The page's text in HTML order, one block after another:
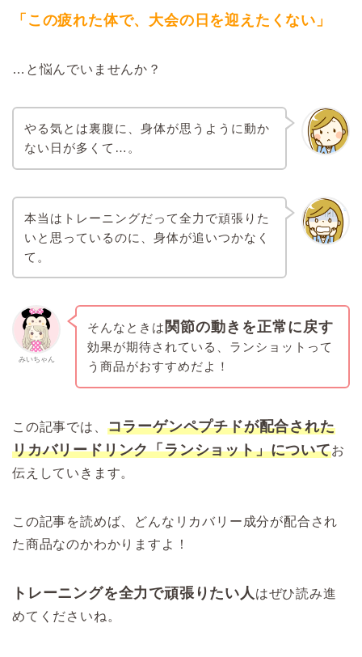
「この疲れた体で、大会の日を迎えたくない」
…と悩んでいませんか？
やる気とは裏腹に、身体が思うように動か
ない日が多くて…。
本当はトレーニングだって全力で頑張りた
いと思っているのに、身体が追いつかなく
て。
みいちゃん
そんなときは 関節の動きを正常に戻す
効果が期待されている、ランショットって
う商品がおすすめだよ！
この記事では、 コラーゲンペプチドが配合された
リカバリードリンク「ランショット」についてお
伝えしていきます。
この記事を読めば、どんなリカバリー成分が配合され
た商品なのかわかりますよ！
トレーニングを全力で頑張りたい人 はぜひ読み進
めてくださいね。